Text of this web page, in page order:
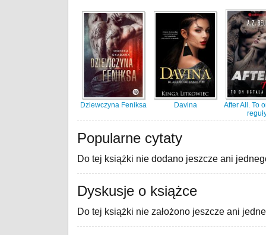
Dziewczyna Feniksa Davina
After All. To
Popularne cytaty
Do tej książki nie dodano jeszcze ani
Dyskusje o książce
Do tej książki nie założono jeszcze ani